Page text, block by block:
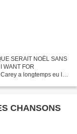
SERAIT NOËL SANS
WANT FOR
a longtemps eu le
CHANSONS